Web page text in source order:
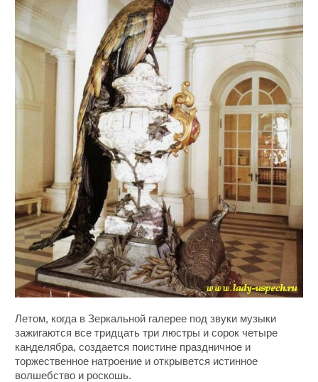
Летом, когда в Зеркальной галерее под звуки музыки
зажигаются все тридцать три люстры и сорок четыре
канделябра, создается поистине праздничное и
торжественное натроение и открывется истинное
волшебство и роскошь.